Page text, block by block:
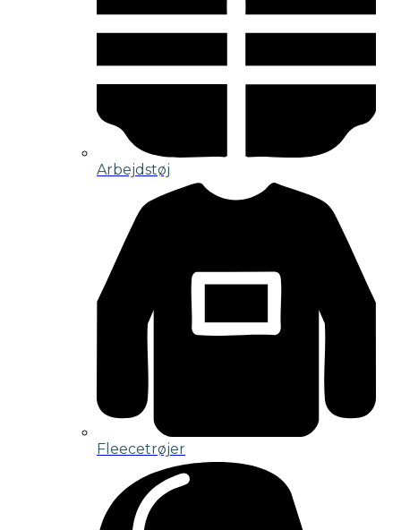
Arbejdstøj
Fleecetrøjer